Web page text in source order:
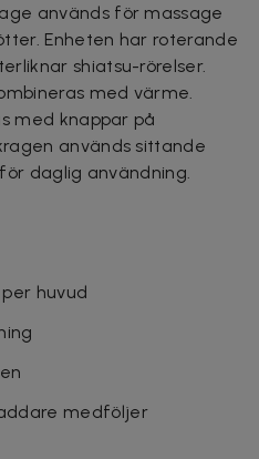
används för massage
Enheten har roterande
shiatsu-rörelser.
med värme.
med knappar på
används sittande
daglig användning.
huvud
medföljer